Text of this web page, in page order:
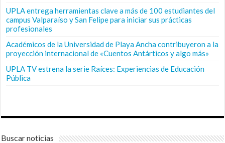
UPLA entrega herramientas clave a más de 100 estudiantes del
campus Valparaíso y San Felipe para iniciar sus prácticas
profesionales
Académicos de la Universidad de Playa Ancha contribuyeron a la
proyección internacional de «Cuentos Antárticos y algo más»
UPLA TV estrena la serie Raíces: Experiencias de Educación
Pública
Buscar noticias